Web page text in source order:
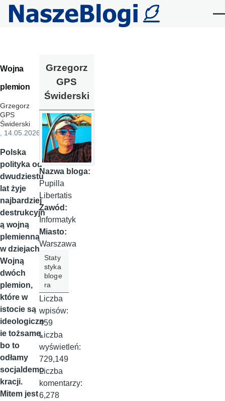
Przejdź do treści
Wojna
plemion
Grzegorz
GPS
Świderski
, 14.05.2026
Polska
polityka od
dwudziestu
lat żyje
najbardziej
destrukcyjn
ą wojną
plemienną
w dziejach.
Wojną
dwóch
plemion,
które w
istocie są
ideologiczn
ie tożsame,
bo to
odłamy
socjaldemo
kracji.
Mitem jest
Grzegorz
GPS
Świderski
Nazwa bloga:
Pupilla
Libertatis
Zawód:
Informatyk
Miasto:
Warszawa
Staty
styka
bloge
ra
Liczba
wpisów:
459
Liczba
wyświetleń:
729,149
Liczba
komentarzy:
6,278